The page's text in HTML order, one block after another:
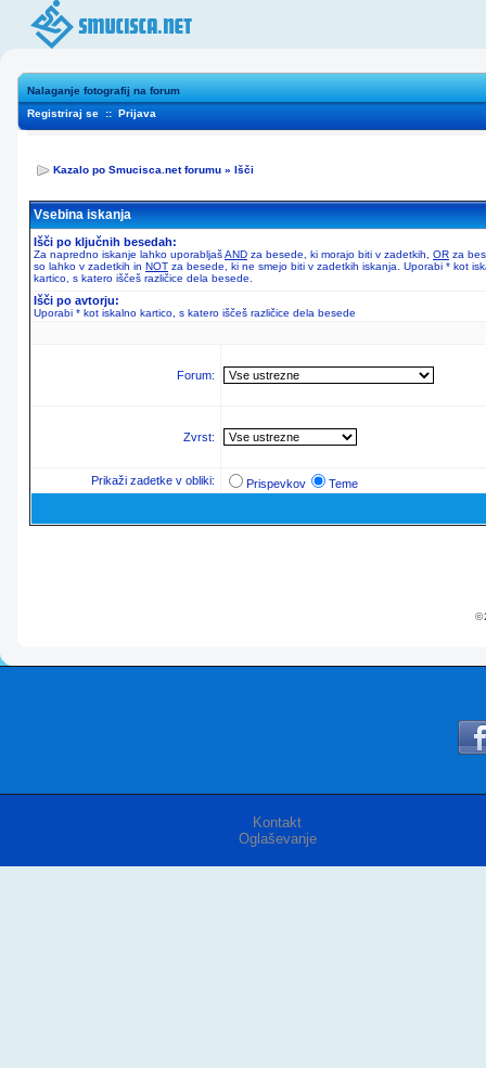
Nalaganje fotografij na forum
Registriraj se :: Prijava
Kazalo po Smucisca.net forumu » Išči
Vsebina iskanja
Išči po ključnih besedah:
Za napredno iskanje lahko uporabljašAND za besede, ki morajo biti v zadetkih, OR za
so lahko v zadetkih in NOT za besede, ki ne smejo biti v zadetkih iskanja. Uporabi * kot
kartico, s katero iščeš različice dela besede.
Išči po avtorju:
Uporabi * kot iskalno kartico, s katero iščeš različice dela besede
Forum:
Zvrst:
Prikaži zadetke v obliki: Prispevkov Teme
©
Kontakt
Oglaševanje